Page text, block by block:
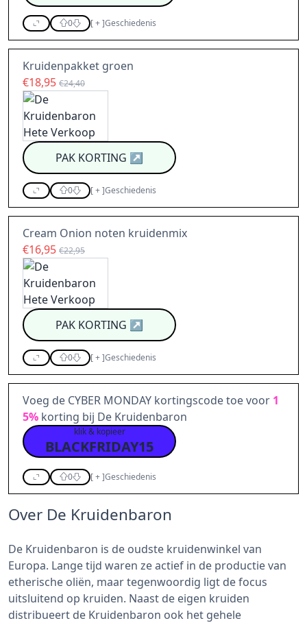
0 [+]Geschiedenis
Kruidenpakket groen
€18,95 €24,40
PAK KORTING ↗
0 [+]Geschiedenis
Cream Onion noten kruidenmix
€16,95 €22,95
PAK KORTING ↗
0 [+]Geschiedenis
Voeg de CYBER MONDAY kortingscode toe voor 1
5% korting bij De Kruidenbaron
klik & kopieer
BLACKFRIDAY15
0 [+]Geschiedenis
Over De Kruidenbaron
De Kruidenbaron is de oudste kruidenwinkel van
Europa. Lange tijd waren ze actief in de productie van
etherische oliën, maar tegenwoordig ligt de focus
uitsluitend op kruiden. Naast de eigen kruiden
distribueert de Kruidenbaron ook het gehele